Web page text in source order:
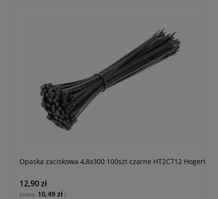
Opaska zaciskowa 4,8x300 100szt czarne HT2C712 Hogert
12,90 zł
(netto: 10,49 zł )